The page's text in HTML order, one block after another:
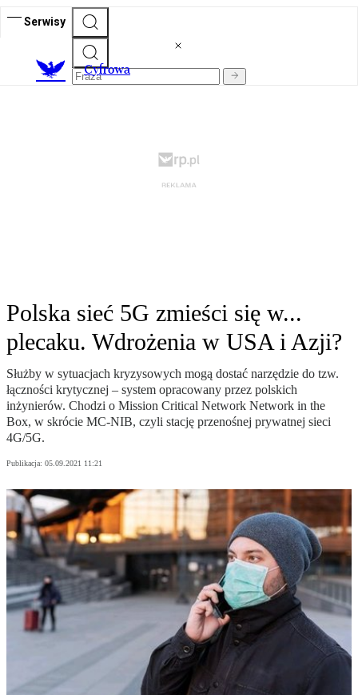
Serwisy
Cyfrowa
Polska sieć 5G zmieści się w...
plecaku. Wdrożenia w USA i Azji?
Służby w sytuacjach kryzysowych mogą dostać narzędzie do tzw.
łączności krytycznej – system opracowany przez polskich
inżynierów. Chodzi o Mission Critical Network Network in the
Box, w skrócie MC-NIB, czyli stację przenośnej prywatnej sieci
4G/5G.
Publikacja: 05.09.2021 11:21